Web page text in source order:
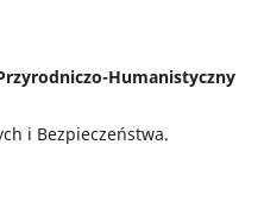
Humanistyczny
i Bezpieczeństwa.